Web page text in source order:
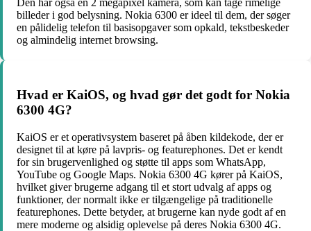
Den har også en 2 megapixel kamera, som kan tage rimelige
billeder i god belysning. Nokia 6300 er ideel til dem, der søger
en pålidelig telefon til basisopgaver som opkald, tekstbeskeder
og almindelig internet browsing.
Hvad er KaiOS, og hvad gør det godt for Nokia
6300 4G?
KaiOS er et operativsystem baseret på åben kildekode, der er
designet til at køre på lavpris- og featurephones. Det er kendt
for sin brugervenlighed og støtte til apps som WhatsApp,
YouTube og Google Maps. Nokia 6300 4G kører på KaiOS,
hvilket giver brugerne adgang til et stort udvalg af apps og
funktioner, der normalt ikke er tilgængelige på traditionelle
featurephones. Dette betyder, at brugerne kan nyde godt af en
mere moderne og alsidig oplevelse på deres Nokia 6300 4G.